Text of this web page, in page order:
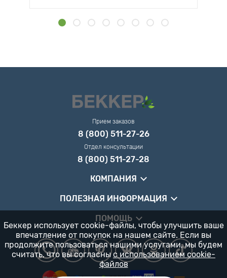
Прием заказов
8 (800) 511-27-26
Отдел консультации
8 (800) 511-27-28
КОМПАНИЯ
ПОЛЕЗНАЯ ИНФОРМАЦИЯ
ПОМОЩЬ
Беккер использует cookie-файлы, чтобы улучшить ваше
впечатление от покупок на нашем сайте. Если вы
продолжите пользоваться нашими услугами, мы будем
считать, что вы согласны с использованием cookie-
файлов